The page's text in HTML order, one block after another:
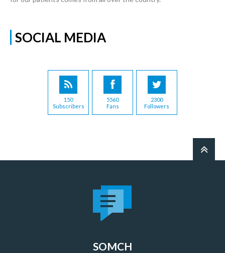
SOCIAL MEDIA
150
Subscribers
5560
Fans
2300
Followers
SOMCH